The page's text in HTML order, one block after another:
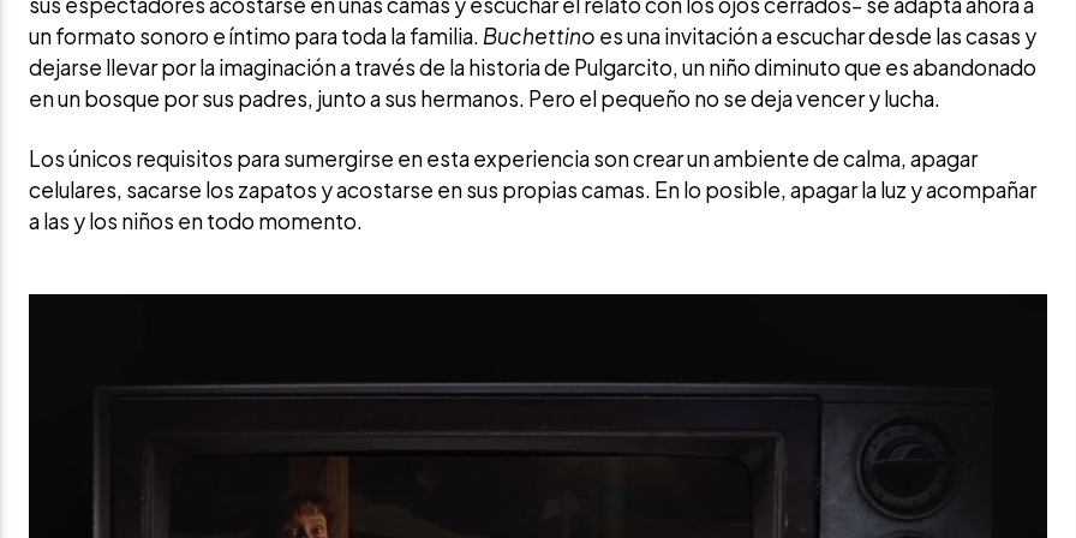
un formato sonoro e íntimo para toda la familia. Buchettino es una invitación a escuchar desde las casas y
dejarse llevar por la imaginación a través de la historia de Pulgarcito, un niño diminuto que es abandonado
en un bosque por sus padres, junto a sus hermanos. Pero el pequeño no se deja vencer y lucha.
Los únicos requisitos para sumergirse en esta experiencia son crear un ambiente de calma, apagar
celulares, sacarse los zapatos y acostarse en sus propias camas. En lo posible, apagar la luz y acompañar
a las y los niños en todo momento.